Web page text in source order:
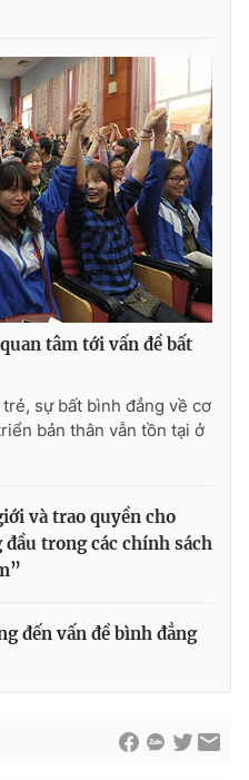
nếu không có sự chấp
VTV.vn khi phát hành lại
tâm tới vấn đề bất
sự bất bình đẳng về cơ
bản thân vẫn tồn tại ở
và trao quyền cho
trong các chính sách
đến vấn đề bình đẳng